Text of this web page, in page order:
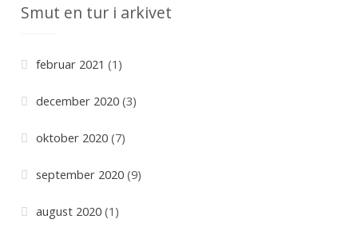
g
i
r
Smut en tur i arkivet
februar 2021 (1)
december 2020(3)
oktober 2020(7)
september 2020(9)
august 2020(1)